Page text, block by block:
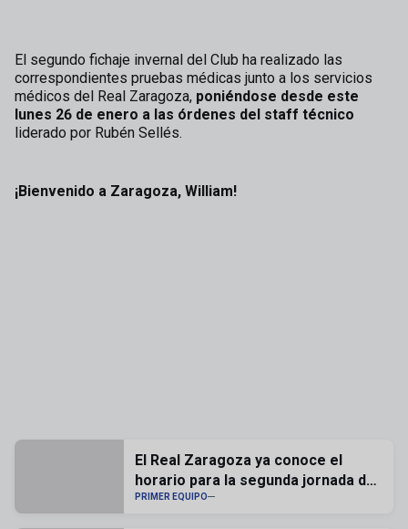
El segundo fichaje invernal del Club ha realizado las
correspondientes pruebas médicas junto a los servicios
médicos del Real Zaragoza, poniéndose desde este
lunes 26 de enero a las órdenes del staff técnico
liderado por Rubén Sellés.
¡Bienvenido a Zaragoza, William!
El Real Zaragoza ya conoce el
horario para la segunda jornada de
liga
PRIMER EQUIPO